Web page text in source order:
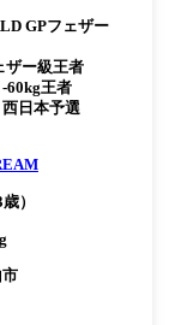
GPフェザー
ザー級王者
60kg王者
日本予選
）